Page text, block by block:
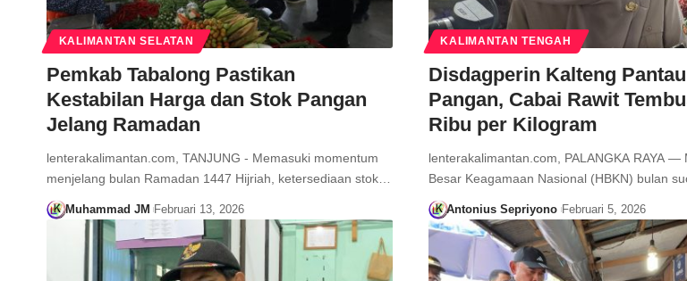
KALIMANTAN SELATAN
Pemkab Tabalong Pastikan
Kestabilan Harga dan Stok Pangan
Jelang Ramadan
lenterakalimantan.com, TANJUNG - Memasuki momentum
menjelang bulan Ramadan 1447 Hijriah, ketersediaan stok…
Muhammad JM Februari 13, 2026
KALIMANTAN TENGAH
Disdagperin Kalteng
Pangan, Cabai Rawit
Ribu per Kilogram
lenterakalimantan.com, PALANGKA RAYA —
Besar Keagamaan Nasional (HBKN) bulan
Antonius Sepriyono Februari 5, 2026